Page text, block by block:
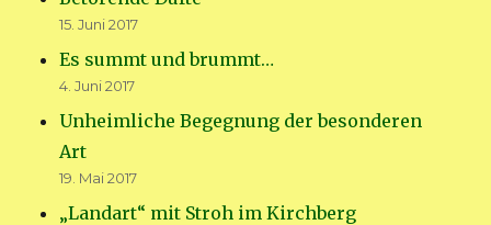
15. Juni 2017
Es summt und brummt…
4. Juni 2017
Unheimliche Begegnung der besonderen
Art
19. Mai 2017
„Landart“ mit Stroh im Kirchberg